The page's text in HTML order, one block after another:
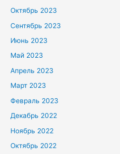
Октябрь 2023
Сентябрь 2023
Июнь 2023
Май 2023
Апрель 2023
Март 2023
Февраль 2023
Декабрь 2022
Ноябрь 2022
Октябрь 2022